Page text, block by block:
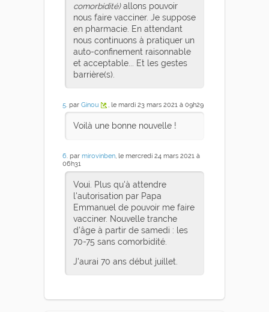
comorbidité)allons pouvoir
nous faire vacciner. Je suppose
en pharmacie. En attendant
nous continuons à pratiquer un
auto-confinement raisonnable
et acceptable... Et les gestes
barrière(s).
5. par Ginou , le mardi 23 mars 2021 à 09h29
Voilà une bonne nouvelle !
6. par mirovinben, le mercredi 24 mars 2021 à
06h31
Voui. Plus qu'à attendre
l'autorisation par Papa
Emmanuel de pouvoir me faire
vacciner. Nouvelle tranche
d'âge à partir de samedi : les
70-75 sans comorbidité.
J'aurai 70 ans début juillet.